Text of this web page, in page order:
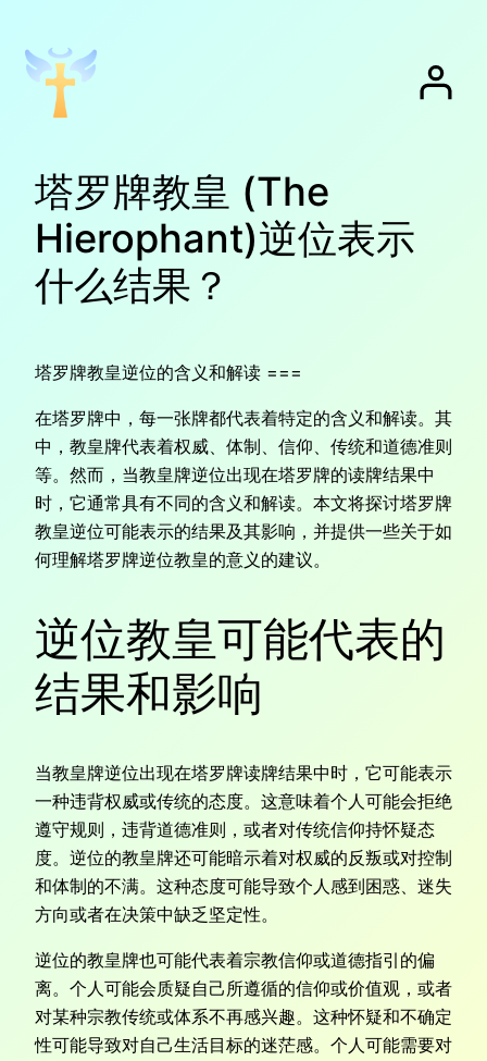
塔罗牌教皇 (The
Hierophant)逆位表示
什么结果？
塔罗牌教皇逆位的含义和解读 ===
在塔罗牌中，每一张牌都代表着特定的含义和解读。其
中，教皇牌代表着权威、体制、信仰、传统和道德准则
等。然而，当教皇牌逆位出现在塔罗牌的读牌结果中
时，它通常具有不同的含义和解读。本文将探讨塔罗牌
教皇逆位可能表示的结果及其影响，并提供一些关于如
何理解塔罗牌逆位教皇的意义的建议。
逆位教皇可能代表的
结果和影响
当教皇牌逆位出现在塔罗牌读牌结果中时，它可能表示
一种违背权威或传统的态度。这意味着个人可能会拒绝
遵守规则，违背道德准则，或者对传统信仰持怀疑态
度。逆位的教皇牌还可能暗示着对权威的反叛或对控制
和体制的不满。这种态度可能导致个人感到困惑、迷失
方向或者在决策中缺乏坚定性。
逆位的教皇牌也可能代表着宗教信仰或道德指引的偏
离。个人可能会质疑自己所遵循的信仰或价值观，或者
对某种宗教传统或体系不再感兴趣。这种怀疑和不确定
性可能导致对自己生活目标的迷茫感。个人可能需要对